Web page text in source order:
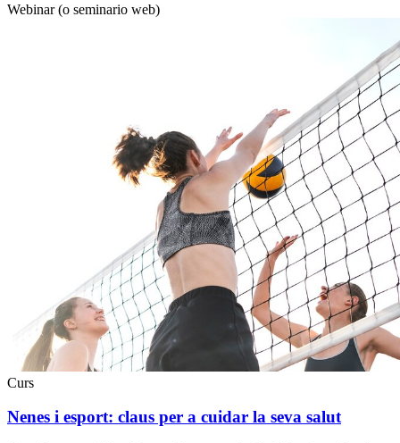
Webinar (o seminario web)
Curs
Nenes i esport: claus per a cuidar la seva salut